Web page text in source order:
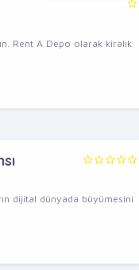
Rent A Depo olarak kiralık
dijital dünyada büyümesini